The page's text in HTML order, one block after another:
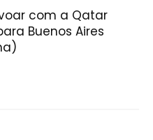
com a Qatar
Buenos Aires